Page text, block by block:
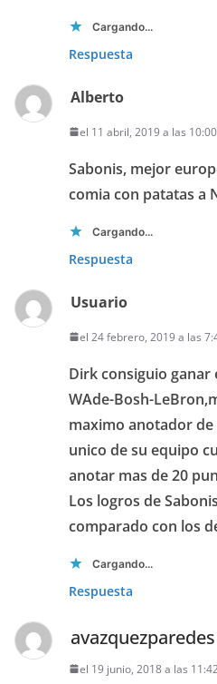
Cargando...
Respuesta
Alberto
el 11 abril, 2019 a las
Sabonis, mejor
comia con patatas a
Cargando...
Respuesta
Usuario
el 24 febrero, 2019 a las
Dirk consiguio
WAde-Bosh-
maximo anotador
unico de su equipo
anotar mas de 20
Los logros de
comparado con los
Cargando...
Respuesta
avazquezparedes
el 19 junio, 2018 a las